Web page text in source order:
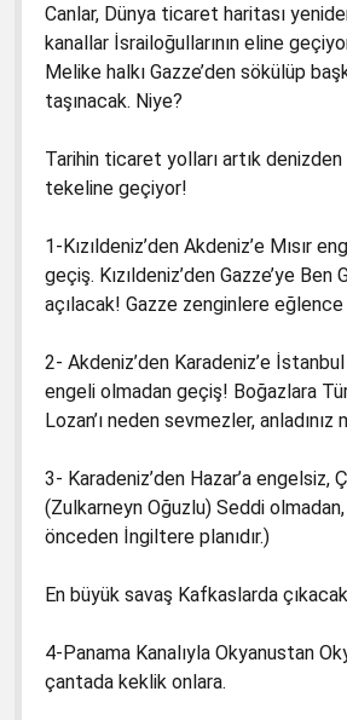
Canlar, Dünya ticaret haritası
kanallar İsrailoğullarının eline
Melike halkı Gazze’den sökülüp
taşınacak. Niye?
Tarihin ticaret yolları artık
tekeline geçiyor!
1-Kızıldeniz’den Akdeniz’e Mısır
geçiş. Kızıldeniz’den Gazze’ye Ben
açılacak! Gazze zenginlere
2- Akdeniz’den Karadeniz’e
engeli olmadan geçiş! Boğazlara
Lozan’ı neden sevmezler, anladınız
3- Karadeniz’den Hazar’a engelsiz,
(Zulkarneyn Oğuzlu) Seddi
önceden İngiltere planıdır.)
En büyük savaş Kafkaslarda
4-Panama Kanalıyla Okyanustan
çantada keklik onlara.